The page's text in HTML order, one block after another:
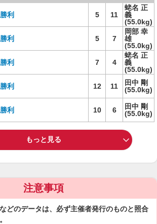
利 5 11
蛯名 正
義
(55.0kg)
利 5 7
岡部 幸
雄
(55.0kg)
利 7 4
蛯名 正
義
(55.0kg)
利 12 11
田中 剛
(55.0kg)
利 10 6
田中 剛
(55.0kg)
もっと見る
注意事項
どのデータは、必ず主催者発行のものと照合